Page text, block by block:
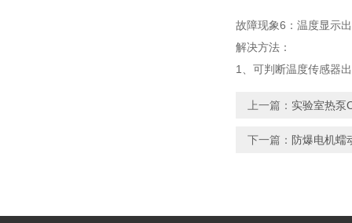
故障现象6：温度显示
解决方法：
1、可判断温度传感器
上一篇： 实验室热泵
下一篇： 防爆电机蠕